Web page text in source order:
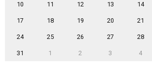
10 11 12 13 14
17 18 19 20 21
24 25 26 27 28
31 1 2 3 4